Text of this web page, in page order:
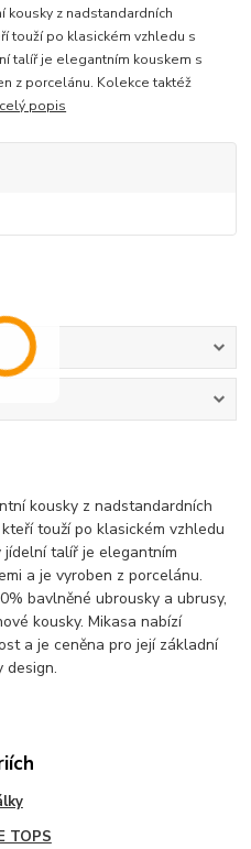
z nadstandardních
touží po klasickém vzhledu s
talíř je elegantním kouskem s
z porcelánu. Kolekce taktéž
celý popis
kousky z nadstandardních
touží po klasickém vzhledu
talíř je elegantním
a je vyroben z porcelánu.
bavlněné ubrousky a ubrusy,
kousky. Mikasa nabízí
a je ceněna pro její základní
design.
TOPS